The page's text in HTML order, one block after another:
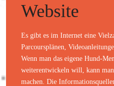
Website
Es gibt es im Internet eine
Parcoursplänen,
Wenn man das eigene Hund-
weiterentwickeln will, kann man
machen. Die